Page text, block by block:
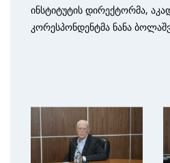
ინსტიტუტის დირექტორმა,
კორესპონდენტმა ნანა